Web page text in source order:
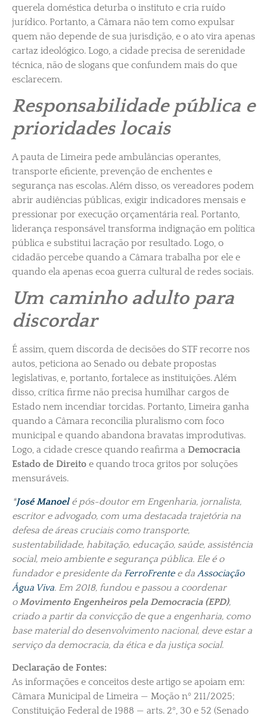
querela doméstica deturba o instituto e cria ruído
jurídico. Portanto, a Câmara não tem como expulsar
quem não depende de sua jurisdição, e o ato vira apenas
cartaz ideológico. Logo, a cidade precisa de serenidade
técnica, não de slogans que confundem mais do que
esclarecem.
Responsabilidade pública e
prioridades locais
A pauta de Limeira pede ambulâncias operantes,
transporte eficiente, prevenção de enchentes e
segurança nas escolas. Além disso, os vereadores podem
abrir audiências públicas, exigir indicadores mensais e
pressionar por execução orçamentária real. Portanto,
liderança responsável transforma indignação em política
pública e substitui lacração por resultado. Logo, o
cidadão percebe quando a Câmara trabalha por ele e
quando ela apenas ecoa guerra cultural de redes sociais.
Um caminho adulto para
discordar
É assim, quem discorda de decisões do STF recorre nos
autos, peticiona ao Senado ou debate propostas
legislativas, e, portanto, fortalece as instituições. Além
disso, crítica firme não precisa humilhar cargos de
Estado nem incendiar torcidas. Portanto, Limeira ganha
quando a Câmara reconcilia pluralismo com foco
municipal e quando abandona bravatas improdutivas.
Logo, a cidade cresce quando reafirma a Democracia
Estado de Direito e quando troca gritos por soluções
mensuráveis.
*José Manoel é pós-doutor em Engenharia, jornalista,
escritor e advogado, com uma destacada trajetória na
defesa de áreas cruciais como transporte,
sustentabilidade, habitação, educação, saúde, assistência
social, meio ambiente e segurança pública. Ele é o
fundador e presidente da FerroFrentee da Associação
Água Viva. Em 2018, fundou e passou a coordenar
oMovimento Engenheiros pela Democracia (EPD),
criado a partir da convicção de que a engenharia, como
base material do desenvolvimento nacional, deve estar a
serviço da democracia, da ética e da justiça social.
Declaração de Fontes:
As informações e conceitos deste artigo se apoiam em:
Câmara Municipal de Limeira — Moção nº 211/2025;
Constituição Federal de 1988 — arts. 2º, 30 e 52 (Senado